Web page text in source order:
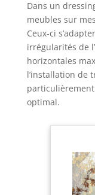
Dans un
meubles sur
Ceux-ci
irrégularités de
horizontales
l’installation de
particulièrement
optimal.